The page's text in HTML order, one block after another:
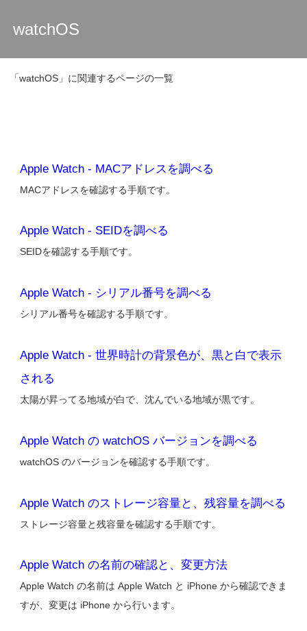
watchOS
「watchOS」に関連するページの一覧
Apple Watch - MACアドレスを調べる
MACアドレスを確認する手順です。
Apple Watch - SEIDを調べる
SEIDを確認する手順です。
Apple Watch - シリアル番号を調べる
シリアル番号を確認する手順です。
Apple Watch - 世界時計の背景色が、黒と白で表示
される
太陽が昇ってる地域が白で、沈んでいる地域が黒です。
Apple Watch の watchOS バージョンを調べる
watchOS のバージョンを確認する手順です。
Apple Watch のストレージ容量と、残容量を調べる
ストレージ容量と残容量を確認する手順です。
Apple Watch の名前の確認と、変更方法
Apple Watch の名前は Apple Watch と iPhone から確認できま
すが、変更は iPhone から行います。